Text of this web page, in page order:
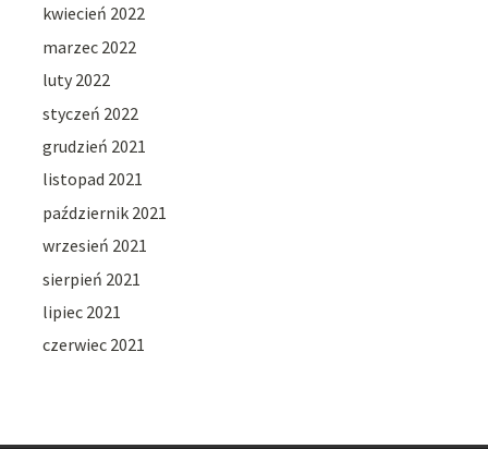
kwiecień 2022
marzec 2022
luty 2022
styczeń 2022
grudzień 2021
listopad 2021
październik 2021
wrzesień 2021
sierpień 2021
lipiec 2021
czerwiec 2021